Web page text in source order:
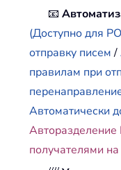
📧
(Доступно для
отправку писем/
правилам при
Автоматически
Авторазделение
получателями